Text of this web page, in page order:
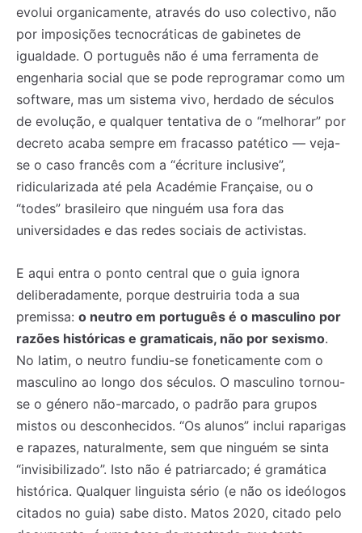
evolui organicamente, através do uso colectivo, não
por imposições tecnocráticas de gabinetes de
igualdade. O português não é uma ferramenta de
engenharia social que se pode reprogramar como um
software, mas um sistema vivo, herdado de séculos
de evolução, e qualquer tentativa de o “melhorar” por
decreto acaba sempre em fracasso patético — veja-
se o caso francês com a “écriture inclusive”,
ridicularizada até pela Académie Française, ou o
“todes” brasileiro que ninguém usa fora das
universidades e das redes sociais de activistas.
E aqui entra o ponto central que o guia ignora
deliberadamente, porque destruiria toda a sua
premissa: o neutro em português é o masculino por
razões históricas e gramaticais, não por sexismo.
No latim, o neutro fundiu-se foneticamente com o
masculino ao longo dos séculos. O masculino tornou-
se o género não-marcado, o padrão para grupos
mistos ou desconhecidos. “Os alunos” inclui raparigas
e rapazes, naturalmente, sem que ninguém se sinta
“invisibilizado”. Isto não é patriarcado; é gramática
histórica. Qualquer linguista sério (e não os ideólogos
citados no guia) sabe disto. Matos 2020, citado pelo